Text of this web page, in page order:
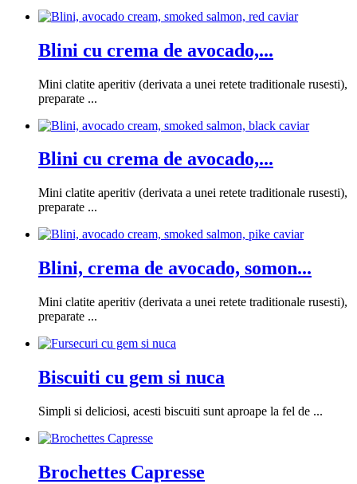
Blini cu crema de avocado,...
Mini clatite aperitiv (derivata a unei retete traditionale rusesti),
preparate ...
Blini cu crema de avocado,...
Mini clatite aperitiv (derivata a unei retete traditionale rusesti),
preparate ...
Blini, crema de avocado, somon...
Mini clatite aperitiv (derivata a unei retete traditionale rusesti),
preparate ...
Biscuiti cu gem si nuca
Simpli si deliciosi, acesti biscuiti sunt aproape la fel de ...
Brochettes Capresse